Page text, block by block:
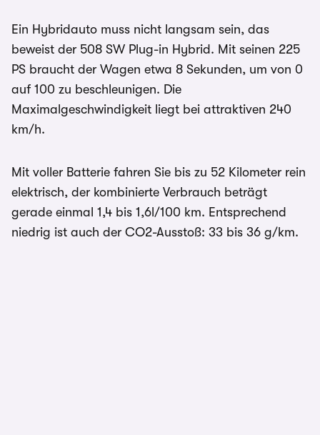
Ein Hybridauto muss nicht langsam sein, das
beweist der 508 SW Plug-in Hybrid. Mit seinen 225
PS braucht der Wagen etwa 8 Sekunden, um von 0
auf 100 zu beschleunigen. Die
Maximalgeschwindigkeit liegt bei attraktiven 240
km/h.
Mit voller Batterie fahren Sie bis zu 52 Kilometer rein
elektrisch, der kombinierte Verbrauch beträgt
gerade einmal 1,4 bis 1,6l/100 km. Entsprechend
niedrig ist auch der CO2-Ausstoß: 33 bis 36 g/km.